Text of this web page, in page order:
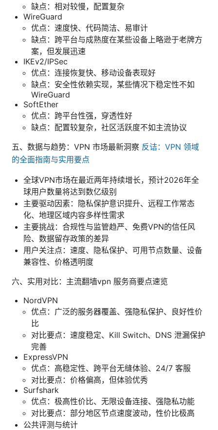
缺点：相对较慢，配置复杂
WireGuard
优点：速度快、代码简洁、易审计
缺点：跨平台与成熟度在某些设备上略逊于老牌方
案，但发展迅速
IKEv2/IPSec
优点：连接恢复快、移动设备表现好
缺点：安全性依赖实现，某些情况下稳定性不如
WireGuard
SoftEther
优点：跨平台性强，穿透性好
缺点：配置较复杂，社区活跃度不如主流协议
五、数据与趋势：VPN 市场最新洞察 反诘：VPN 领域
的全面指南与实用要点
全球VPN市场在最近两年持续增长，预计2026年全
球用户数量将达到数亿级别
主要驱动因素：隐私保护意识提升、远程工作常态
化、地理区域内容多样性需求
主要挑战：合规性与监管趋严、免费VPN的信任风
险、数据留存政策的差异
用户关注点：速度、隐私保护、可用节点数量、设备
兼容性、价格透明度
六、实用对比：主流翻墙vpn 服务商要点速览
NordVPN
优点：广泛的服务器覆盖、强隐私保护、良好性价
比
对比要点：速度稳定、Kill Switch、DNS 泄漏保护
完善
ExpressVPN
优点：高稳定性、跨平台无缝体验、24/7 客服
对比要点：价格偏高，但体验优秀
Surfshark
优点：极高性价比、无限设备连接、强隐私功能
对比要点：部分地区节点速度波动，性价比极高
公共评测与统计